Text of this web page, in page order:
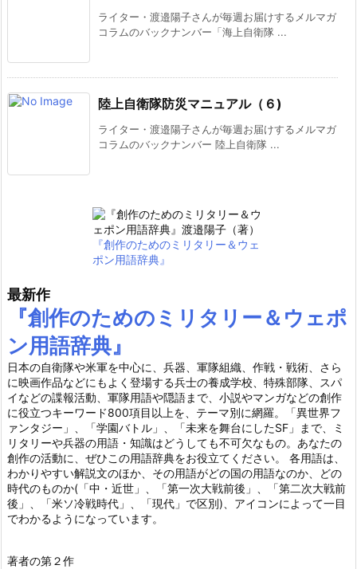
ライター・渡邉陽子さんが毎週お届けするメルマガ
コラムのバックナンバー「海上自衛隊 ...
陸上自衛隊防災マニュアル（６)
ライター・渡邉陽子さんが毎週お届けするメルマガ
コラムのバックナンバー 陸上自衛隊 ...
『創作のためのミリタリー＆ウェ
ポン用語辞典』
最新作
『創作のためのミリタリー＆ウェポ
ン用語辞典』
日本の自衛隊や米軍を中心に、兵器、軍隊組織、作戦・戦術、さら
に映画作品などにもよく登場する兵士の養成学校、特殊部隊、スパ
イなどの諜報活動、軍隊用語や隠語まで、小説やマンガなどの創作
に役立つキーワード800項目以上を、テーマ別に網羅。「異世界フ
ァンタジー」、「学園バトル」、「未来を舞台にしたSF」まで、ミ
リタリーや兵器の用語・知識はどうしても不可欠なもの。あなたの
創作の活動に、ぜひこの用語辞典をお役立てください。 各用語は、
わかりやすい解説文のほか、その用語がどの国の用語なのか、どの
時代のものか(「中・近世」、「第一次大戦前後」、「第二次大戦前
後」、「米ソ冷戦時代」、「現代」で区別)、アイコンによって一目
でわかるようになっています。
著者の第２作